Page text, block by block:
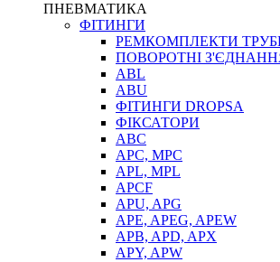
ПНЕВМАТИКА
ФІТИНГИ
РЕМКОМПЛЕКТИ
ПОВОРОТНІ
ABL
ABU
ФІТИНГИ DROPSA
ФІКСАТОРИ
ABC
APC, MPC
APL, MPL
APCF
APU, APG
APE, APEG, APEW
APB, APD, APX
APY, APW